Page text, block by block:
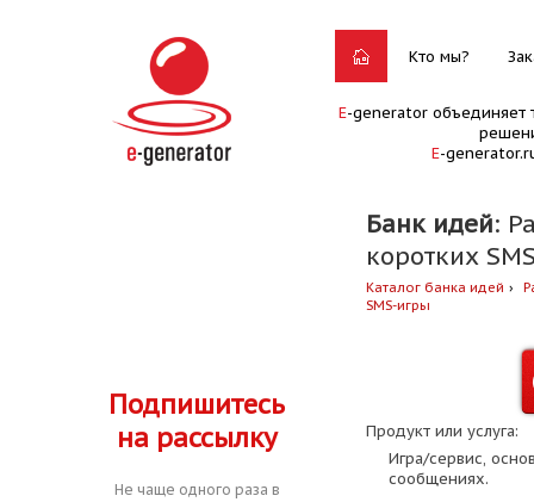
Кто мы?
E-generator объединяет
E-
Банк идей:
коротких
Каталог банка идей
SMS-игры
Подпишитесь
на рассылку
Не чаще одного раза в
Продукт или услуга:
Игра/сервис,
сообщениях.